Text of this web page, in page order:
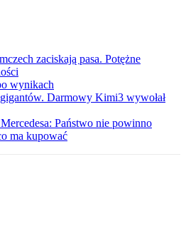
zaciskają pasa. Potężne
wynikach
Darmowy Kimi3 wywołał
Państwo nie powinno
ma kupować